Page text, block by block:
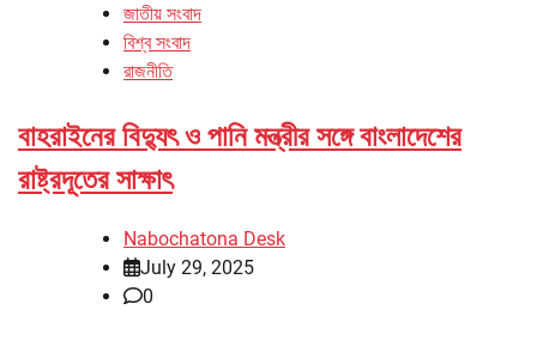
জাতীয় সংবাদ
বিশ্ব সংবাদ
রাজনীতি
বাহরাইনের বিদ্যুৎ ও পানি মন্ত্রীর সঙ্গে বাংলাদেশের
রাষ্ট্রদূতের সাক্ষাৎ
Nabochatona Desk
July 29, 2025
0